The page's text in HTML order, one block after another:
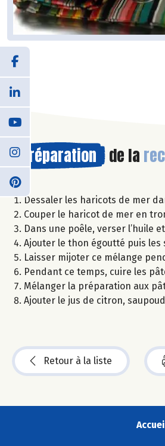
Préparation de la
Dessaler les haricots de mer
Couper le haricot de mer en
Dans une poêle, verser l’huile
Ajouter le thon égoutté puis
Laisser mijoter ce mélange
Pendant ce temps, cuire les
Mélanger la préparation aux
Ajouter le jus de citron,
Retour à la liste